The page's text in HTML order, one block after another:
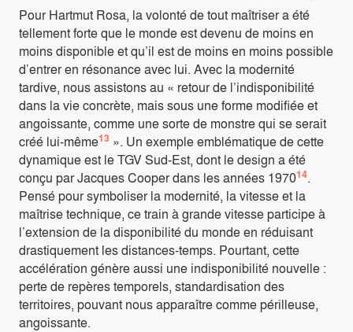
Pour Hartmut Rosa, la volonté de tout maîtriser a été
tellement forte que le monde est devenu de moins en
moins disponible et qu’il est de moins en moins possible
d’entrer en résonance avec lui. Avec la modernité
tardive, nous assistons au « retour de l’indisponibilité
dans la vie concrète, mais sous une forme modifiée et
angoissante, comme une sorte de monstre qui se serait
créé lui-même13 ». Un exemple emblématique de cette
dynamique est le TGV Sud-Est, dont le design a été
conçu par Jacques Cooper dans les années 197014.
Pensé pour symboliser la modernité, la vitesse et la
maîtrise technique, ce train à grande vitesse participe à
l’extension de la disponibilité du monde en réduisant
drastiquement les distances-temps. Pourtant, cette
accélération génère aussi une indisponibilité nouvelle :
perte de repères temporels, standardisation des
territoires, pouvant nous apparaître comme périlleuse,
angoissante.